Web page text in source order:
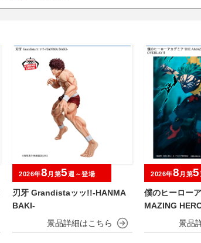
刃牙 Grandistaッッ!!-HANMA
BAKI-
2026年8 月第5週～登場
僕のヒーロー
MAZING
MIDORIYA
2026年8 月第5